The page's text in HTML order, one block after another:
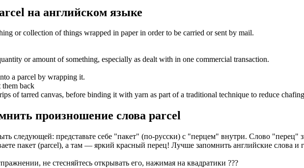
на английском языке
or collection of things wrapped in paper in order to be carried or sent by mail.
or amount of something, especially as dealt with in one commercial transaction.
a parcel by wrapping it.
them back
of tarred canvas, before binding it with yarn as part of a traditional technique to reduce
произношение слова parcel
следующей: представьте себе "пакет" (по-русски) с "перцем" внутри. Слово
пакет (parcel), а там — яркий красный перец! Лучше запомнить английские слова
не стесняйтесь открывать его, нажимая на квадратики ???